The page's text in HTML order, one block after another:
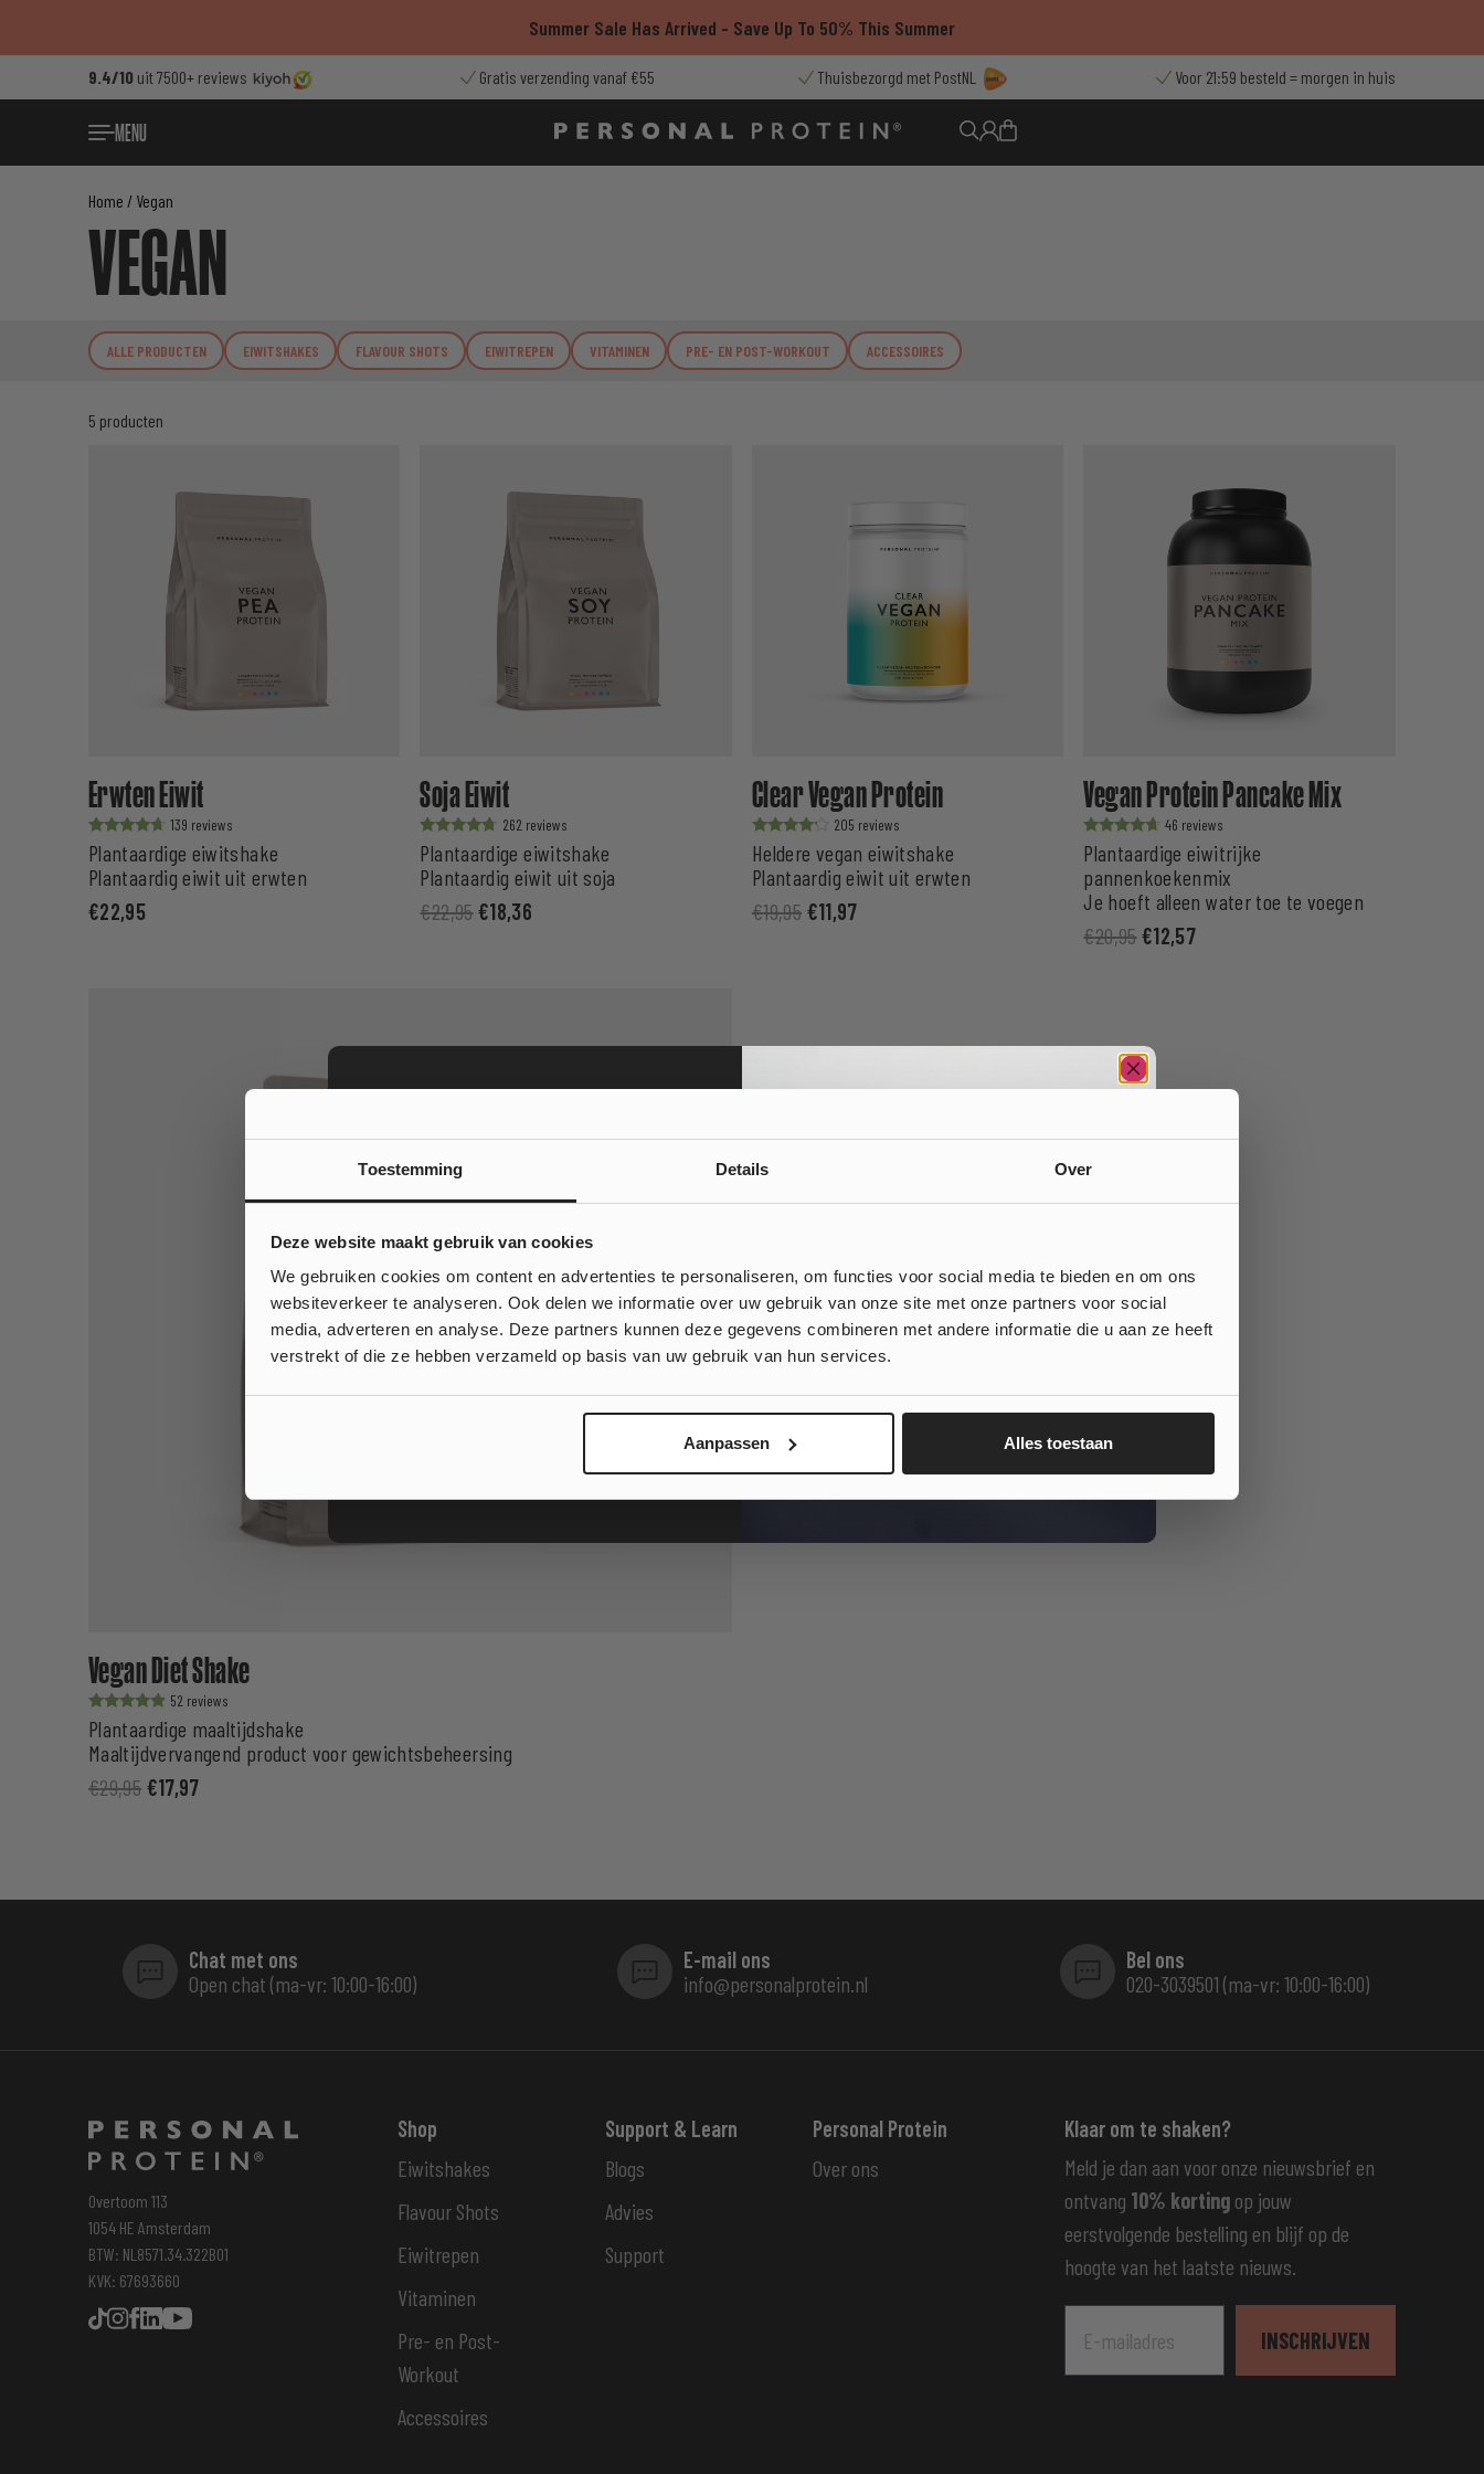
Toestemming Details Over
Deze website maakt gebruik van cookies
We gebruiken cookies om content en advertenties te personaliseren, om functies voor social media te bieden en om ons
websiteverkeer te analyseren. Ook delen we informatie over uw gebruik van onze site met onze partners voor social
media, adverteren en analyse. Deze partners kunnen deze gegevens combineren met andere informatie die u aan ze heeft
verstrekt of die ze hebben verzameld op basis van uw gebruik van hun services.
Aanpassen Alles toestaan
Summer Sale Has Arrived - Save Up To 50% This Summer
9.4/10 uit 7500+ reviews Gratis verzending vanaf €55 Thuisbezorgd met PostNL Voor 21:59 besteld = morgen in huis
MENU
Home / Vegan
VEGAN
ALLE PRODUCTEN EIWITSHAKES FLAVOUR SHOTS EIWITREPEN VITAMINEN PRE- EN POST-WORKOUT ACCESSOIRES
5 producten
Erwten Eiwit
Waardering
uit 5
139
Plantaardige eiwitshake
Plantaardig eiwit uit erwten
€22,95
Soja Eiwit
Waardering
uit 5
262
Plantaardige eiwitshake
Plantaardig eiwit uit soja
€22,95€18,36
Clear Vegan Protein
Waardering
uit 5
205
Heldere vegan eiwitshake
Plantaardig eiwit uit erwten
€19,95 €11,97
Vegan Protein Pancake Mix
Waardering
uit 5
46
Plantaardige eiwitrijke
pannenkoekenmix
Je hoeft alleen water toe te voegen
€20,95€12,57
Vegan Diet Shake
Waardering
uit 5
52
Plantaardige maaltijdshake
Maaltijdvervangend product voor gewichtsbeheersing
€29,95 €17,97
Chat met ons
Open chat (ma-vr: 10:00-16:00)
E-mail ons
info@personalprotein.nl
Bel ons
020-3039501 (ma-vr: 10:00-16:00)
Overtoom 113
1054 HE Amsterdam
BTW: NL8571.34.322B01
KVK: 67693660
Shop
Eiwitshakes
Flavour Shots
Eiwitrepen
Vitaminen
Pre- en Post-
Workout
Accessoires
Support & Learn
Blogs
Advies
Support
Personal Protein
Over ons
Klaar om te shaken?
Meld je dan aan voor onze nieuwsbrief en
ontvang 10% korting op jouw
eerstvolgende bestelling en blijf op de
hoogte van het laatste nieuws.
INSCHRIJVEN
Wil je 10% korting
op jouw bestelling?
Ja, klinkt goed!